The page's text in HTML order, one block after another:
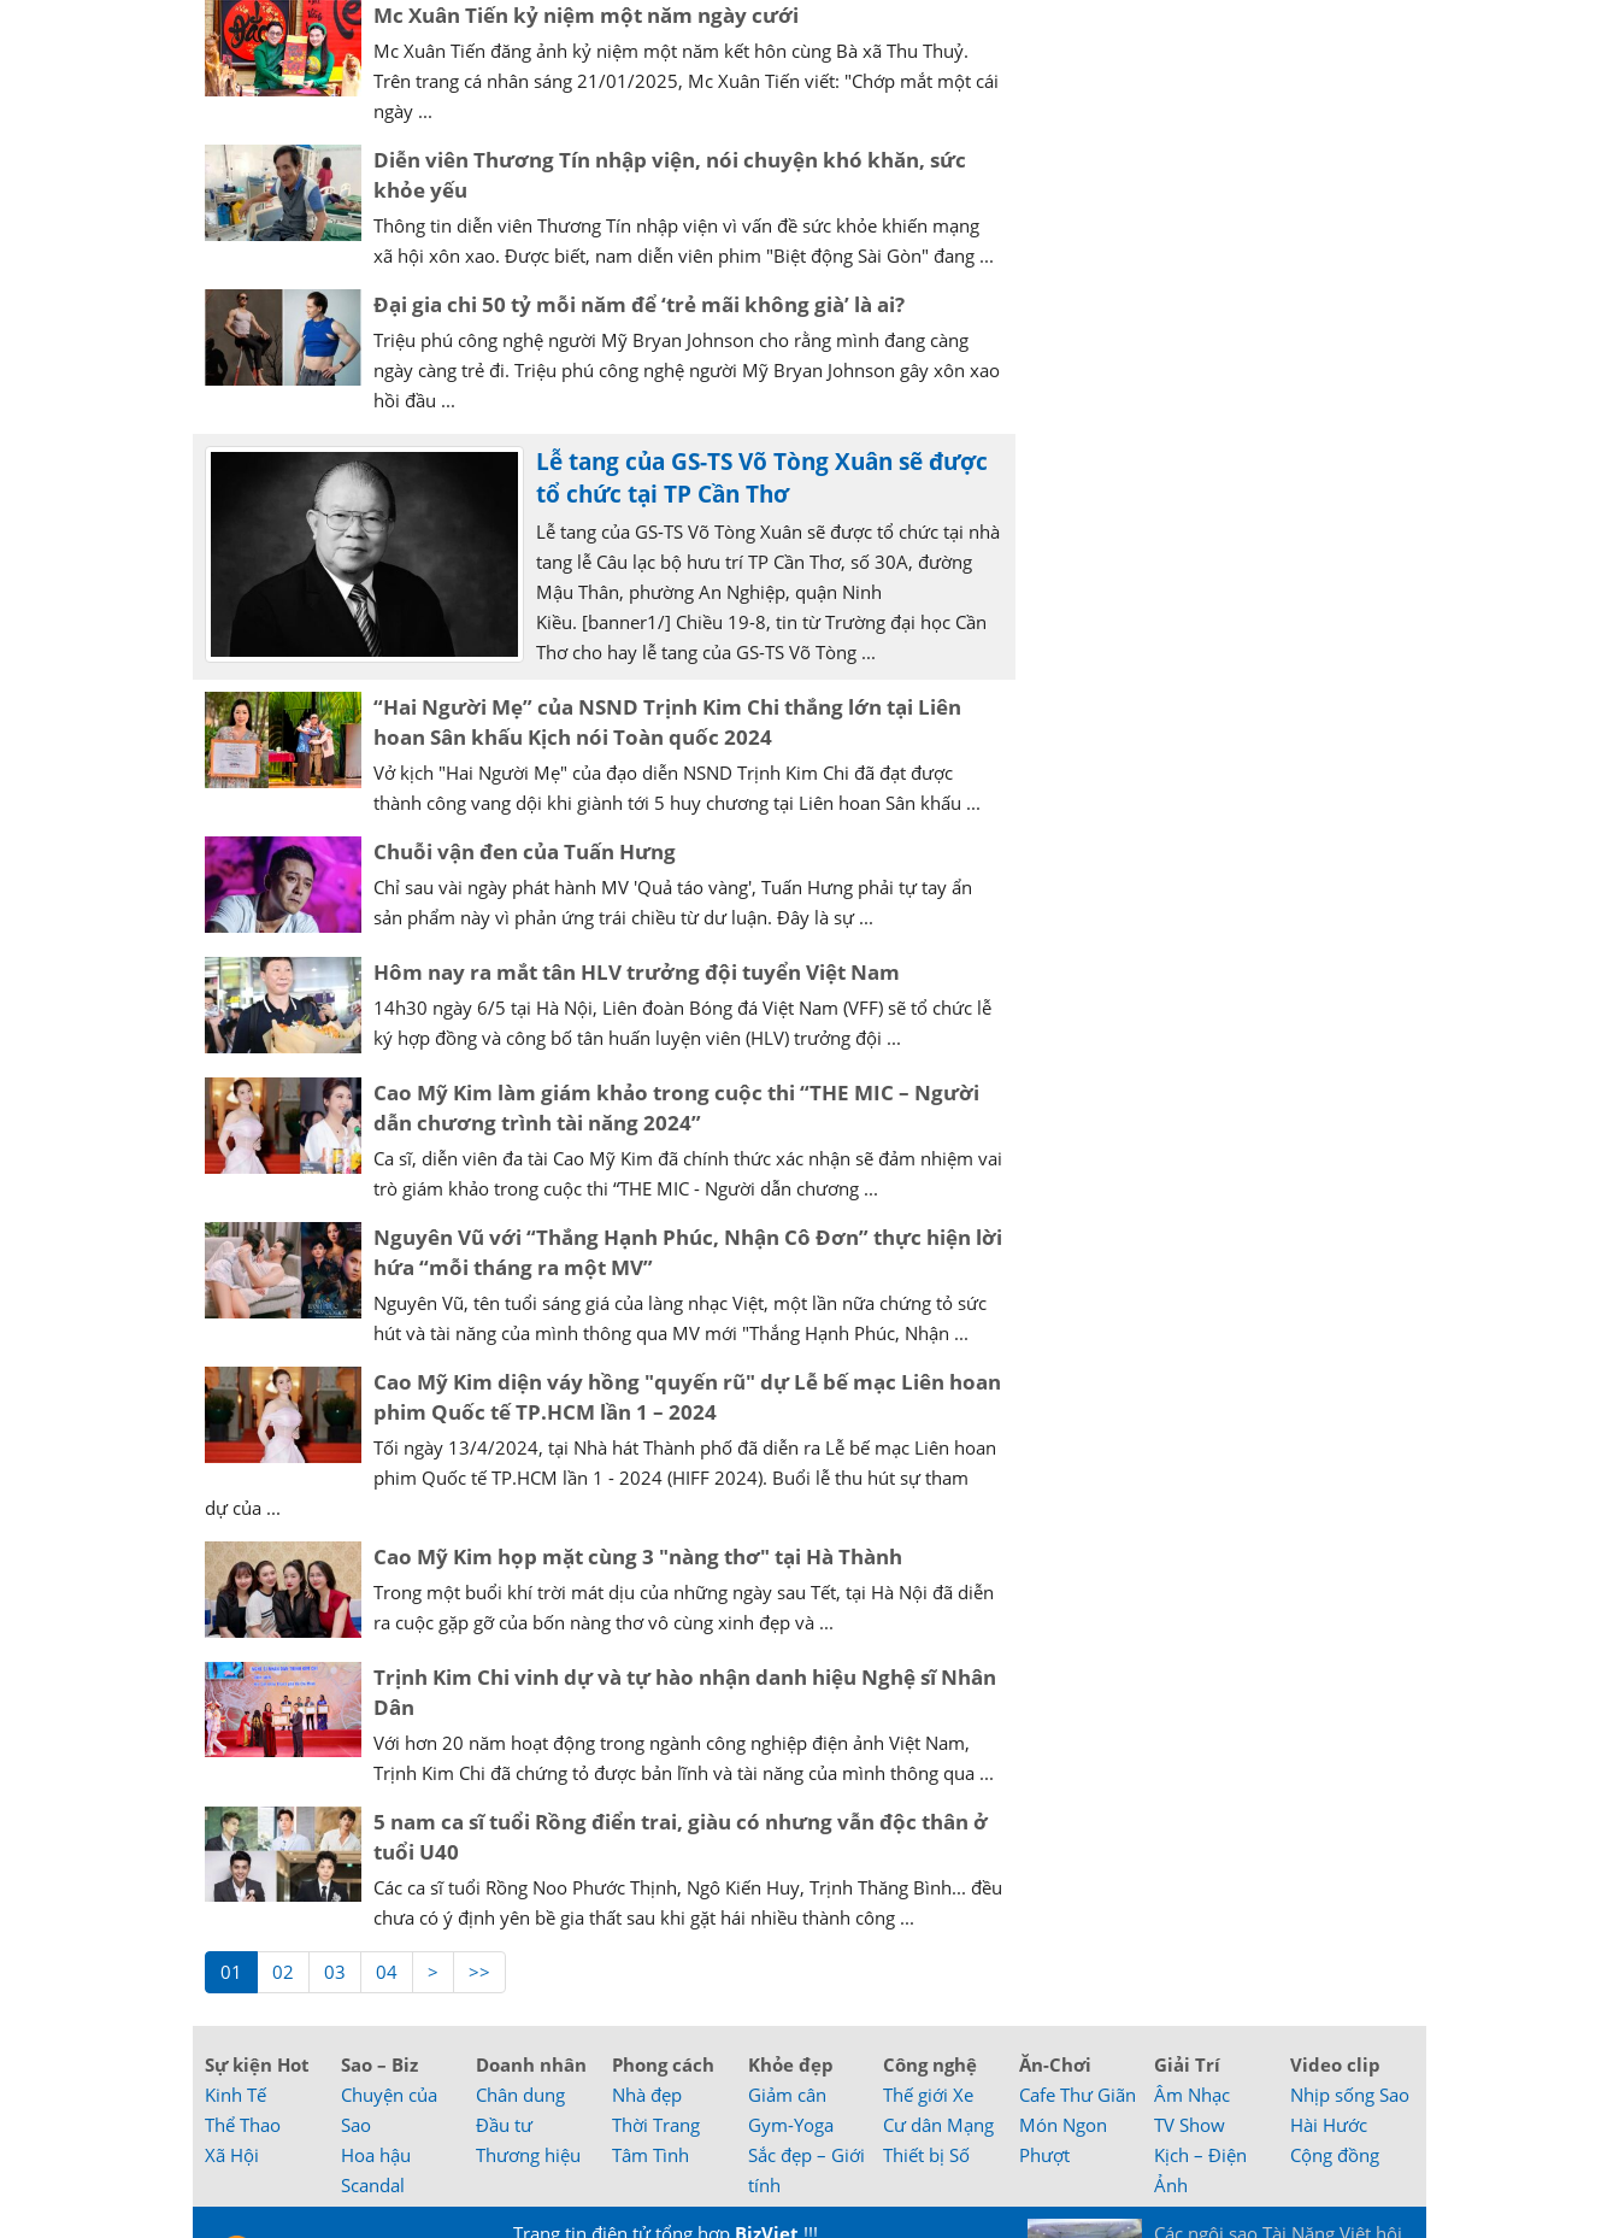
Mc Xuân Tiến kỷ niệm một năm ngày cưới
Mc Xuân Tiến đăng ảnh kỷ niệm một năm kết hôn cùng Bà xã Thu Thuỷ.
Trên trang cá nhân sáng 21/01/2025, Mc Xuân Tiến viết: "Chớp mắt một cái
ngày ...
Diễn viên Thương Tín nhập viện, nói chuyện khó khăn, sức
khỏe yếu
Thông tin diễn viên Thương Tín nhập viện vì vấn đề sức khỏe khiến mạng
xã hội xôn xao. Được biết, nam diễn viên phim "Biệt động Sài Gòn" đang ...
Đại gia chi 50 tỷ mỗi năm để ‘trẻ mãi không già’ là ai?
Triệu phú công nghệ người Mỹ Bryan Johnson cho rằng mình đang càng
ngày càng trẻ đi. Triệu phú công nghệ người Mỹ Bryan Johnson gây xôn xao
hồi đầu ...
Lễ tang của GS-TS Võ Tòng Xuân sẽ được
tổ chức tại TP Cần Thơ
Lễ tang của GS-TS Võ Tòng Xuân sẽ được tổ chức tại nhà
tang lễ Câu lạc bộ hưu trí TP Cần Thơ, số 30A, đường
Mậu Thân, phường An Nghiệp, quận Ninh
Kiều. [banner1/] Chiều 19-8, tin từ Trường đại học Cần
Thơ cho hay lễ tang của GS-TS Võ Tòng ...
“Hai Người Mẹ” của NSND Trịnh Kim Chi thắng lớn tại Liên
hoan Sân khấu Kịch nói Toàn quốc 2024
Vở kịch "Hai Người Mẹ" của đạo diễn NSND Trịnh Kim Chi đã đạt được
thành công vang dội khi giành tới 5 huy chương tại Liên hoan Sân khấu ...
Chuỗi vận đen của Tuấn Hưng
Chỉ sau vài ngày phát hành MV 'Quả táo vàng', Tuấn Hưng phải tự tay ẩn
sản phẩm này vì phản ứng trái chiều từ dư luận. Đây là sự ...
Hôm nay ra mắt tân HLV trưởng đội tuyển Việt Nam
14h30 ngày 6/5 tại Hà Nội, Liên đoàn Bóng đá Việt Nam (VFF) sẽ tổ chức lễ
ký hợp đồng và công bố tân huấn luyện viên (HLV) trưởng đội ...
Cao Mỹ Kim làm giám khảo trong cuộc thi “THE MIC – Người
dẫn chương trình tài năng 2024”
Ca sĩ, diễn viên đa tài Cao Mỹ Kim đã chính thức xác nhận sẽ đảm nhiệm vai
trò giám khảo trong cuộc thi “THE MIC - Người dẫn chương ...
Nguyên Vũ với “Thắng Hạnh Phúc, Nhận Cô Đơn” thực hiện lời
hứa “mỗi tháng ra một MV”
Nguyên Vũ, tên tuổi sáng giá của làng nhạc Việt, một lần nữa chứng tỏ sức
hút và tài năng của mình thông qua MV mới "Thắng Hạnh Phúc, Nhận ...
Cao Mỹ Kim diện váy hồng "quyến rũ" dự Lễ bế mạc Liên hoan
phim Quốc tế TP.HCM lần 1 – 2024
Tối ngày 13/4/2024, tại Nhà hát Thành phố đã diễn ra Lễ bế mạc Liên hoan
phim Quốc tế TP.HCM lần 1 - 2024 (HIFF 2024). Buổi lễ thu hút sự tham
dự của ...
Cao Mỹ Kim họp mặt cùng 3 "nàng thơ" tại Hà Thành
Trong một buổi khí trời mát dịu của những ngày sau Tết, tại Hà Nội đã diễn
ra cuộc gặp gỡ của bốn nàng thơ vô cùng xinh đẹp và ...
Trịnh Kim Chi vinh dự và tự hào nhận danh hiệu Nghệ sĩ Nhân
Dân
Với hơn 20 năm hoạt động trong ngành công nghiệp điện ảnh Việt Nam,
Trịnh Kim Chi đã chứng tỏ được bản lĩnh và tài năng của mình thông qua ...
5 nam ca sĩ tuổi Rồng điển trai, giàu có nhưng vẫn độc thân ở
tuổi U40
Các ca sĩ tuổi Rồng Noo Phước Thịnh, Ngô Kiến Huy, Trịnh Thăng Bình... đều
chưa có ý định yên bề gia thất sau khi gặt hái nhiều thành công ...
01 02 03 04 > >>
Sự kiện Hot
Kinh Tế
Thể Thao
Xã Hội
Sao – Biz
Chuyện của
Sao
Hoa hậu
Scandal
Doanh nhân
Chân dung
Đầu tư
Thương hiệu
Phong cách
Nhà đẹp
Thời Trang
Tâm Tình
Khỏe đẹp
Giảm cân
Gym-Yoga
Sắc đẹp – Giới
tính
Công nghệ
Thế giới Xe
Cư dân Mạng
Thiết bị Số
Ăn-Chơi
Cafe Thư Giãn
Món Ngon
Phượt
Giải Trí
Âm Nhạc
TV Show
Kịch – Điện
Ảnh
Video clip
Nhịp sống Sao
Hài Hước
Cộng đồng
Trang tin điện tử tổng hợp BizViet !!! Các ngôi sao Tài Năng Việt hội